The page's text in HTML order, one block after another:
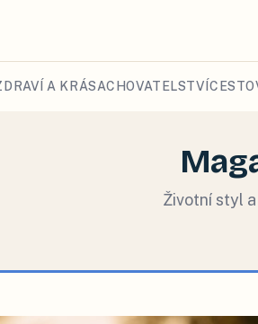
A KRÁSACHOVATELSTVÍ
Životní styl